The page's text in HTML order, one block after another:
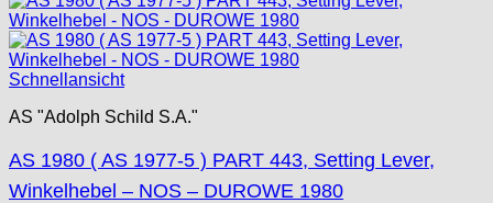
Peseux
PUW
RL „Ronda"
Tissot
Schnellansicht
AS "Adolph Schild S.A."
AS 1980 ( AS 1977-5 ) PART 443, Setting Lever,
Winkelhebel – NOS – DUROWE 1980